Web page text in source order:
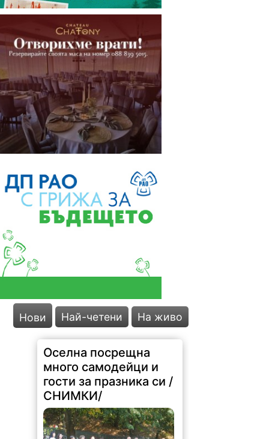
Нови Най-четени На живо
Оселна посрещна
много самодейци и
гости за празника си /
СНИМКИ/